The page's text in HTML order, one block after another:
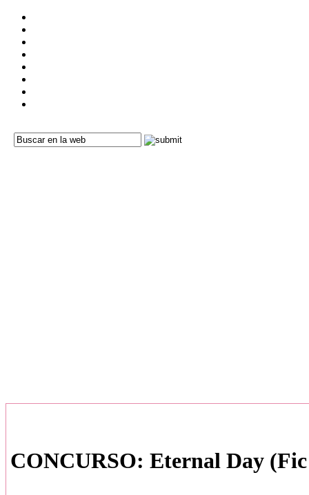
CONCURSO: Eternal Day